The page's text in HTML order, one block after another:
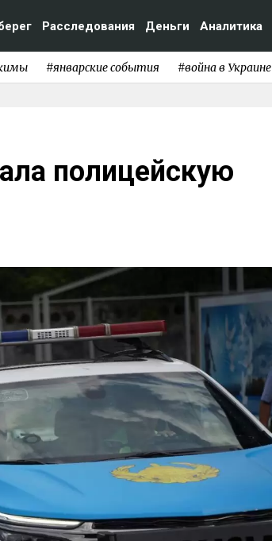
Расследования Деньги Аналитика
#январские события #война в Украине
полицейскую